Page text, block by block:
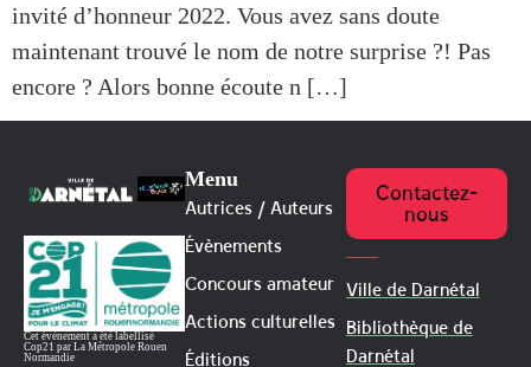
invité d’honneur 2022. Vous avez sans doute
maintenant trouvé le nom de notre surprise ?! Pas
encore ? Alors bonne écoute n […]
Cet évènement a été labellisé
Cop21 par La Métropole Rouen
Normandie
Menu
Autrices / Auteurs
Évènements
Concours amateur
Actions culturelles
Éditions
Contactez-
nous
Ville de Darnétal
Bibliothèque de
Darnétal